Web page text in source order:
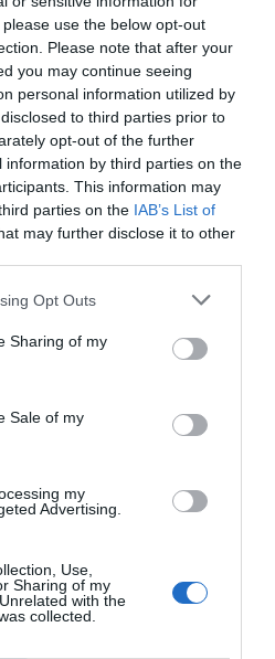
use the below opt-out
Please note that after your
you may continue seeing
personal information utilized by
to third parties prior to
opt-out of the further
by third parties on the
This information may
parties on the IAB’s List of
may further disclose it to other
Opt Outs
Sharing of my
Sale of my
my
Advertising.
Use,
Sharing of my
with the
collected.
de